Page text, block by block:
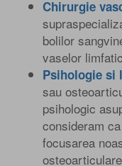
Chirurgie
bolilor
vaselor
Psihologie si
sau
psihologic
consideram
focusarea